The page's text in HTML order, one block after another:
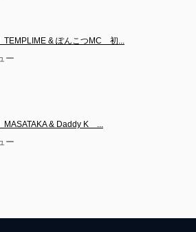
TEMPLIME & ぽんこつMC　初...
ー
MASATAKA & Daddy K　...
ー